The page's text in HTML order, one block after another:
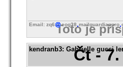
Email: zq6 eog38 mailguardianpro
Toto je
kendranb3: Gabrielle gucci
Čt -